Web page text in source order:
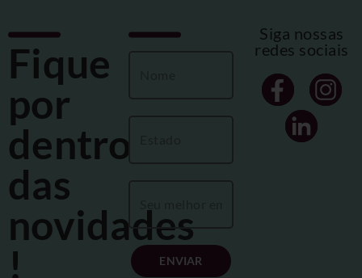
Fique
por
dentro
das
novidades
!
ENVIAR
Siga nossas
redes sociais